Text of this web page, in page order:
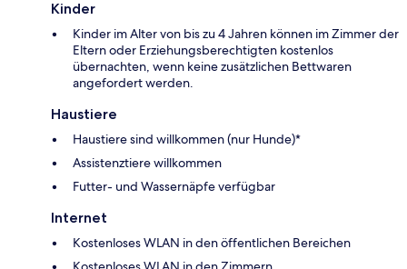
Kinder
Kinder im Alter von bis zu 4 Jahren können im Zimmer der
Eltern oder Erziehungsberechtigten kostenlos
übernachten, wenn keine zusätzlichen Bettwaren
angefordert werden.
Haustiere
Haustiere sind willkommen (nur Hunde)*
Assistenztiere willkommen
Futter- und Wassernäpfe verfügbar
Internet
Kostenloses WLAN in den öffentlichen Bereichen